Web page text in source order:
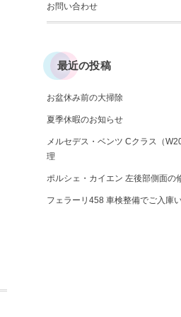
お問い合わせ
最近の投稿
お盆休み前の大掃除
夏季休暇のお知らせ
メルセデス・ベンツ Cクラス（
理
ポルシェ・カイエン 左後部側面の
フェラーリ458 車検整備でご入庫